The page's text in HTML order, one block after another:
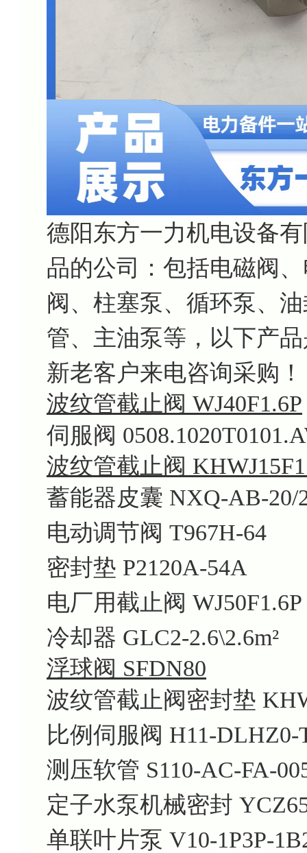
德阳东方一力机电设备
品的公司：包括电磁阀
阀、柱塞泵、循环泵、
管、主油泵等，以下产
新老客户来电咨询采购！
波纹管截止阀 WJ40F1.6P
伺服阀
波纹管截止阀
蓄能器皮囊 NXQ-AB-20/
电动调节阀 T967H-64
密封垫 P2120A-54A
电厂用截止阀 WJ50F1.6P
冷却器 GLC2-2.6\2.6m²
浮球阀 SFDN80
波纹管截止阀密封垫
比例伺服阀 H11-DLHZ0-
测压软管 S110-AC-FA-
定子水泵机械密封
单联叶片泵 V10-1P3P-